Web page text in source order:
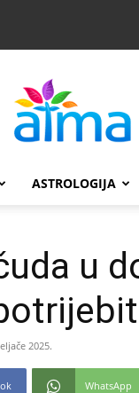
ASTROLOGIJA
u
2025.
WhatsApp